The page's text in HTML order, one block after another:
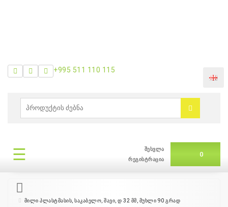
|
თვის
+995 511 110 115
☰
შესვლა
რეგისტრაცია
0
მილი პლასტმასის, საკაბელო, შავი, დ 32 მმ, მუხლი 90 გრად